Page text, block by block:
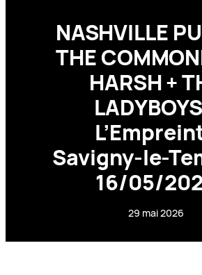
NASHVILLE
THE
HARSH +
Savigny-le-
16/05/
29 mai 2026